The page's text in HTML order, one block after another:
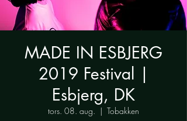
MADE IN ESBJERG
2019 Festival |
Esbjerg, DK
tors. 08. aug.
  |
Tobakken